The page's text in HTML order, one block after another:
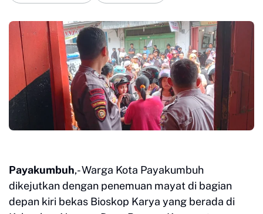
Payakumbuh,- Warga Kota Payakumbuh
dikejutkan dengan penemuan mayat di bagian
depan kiri bekas Bioskop Karya yang berada di